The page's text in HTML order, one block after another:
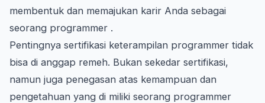
membentuk dan memajukan karir Anda sebagai
seorang programmer .
Pentingnya sertifikasi keterampilan programmer tidak
bisa di anggap remeh. Bukan sekedar sertifikasi,
namun juga penegasan atas kemampuan dan
pengetahuan yang di miliki seorang programmer